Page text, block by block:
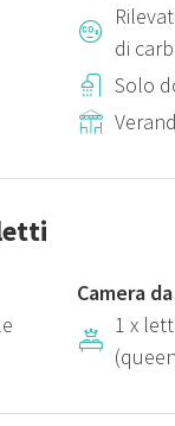
di
Solo
Camera
1 x